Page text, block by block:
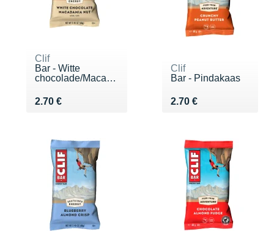
Clif
Bar - Witte
chocolade/Macadami...
2.70 €
Vendu 2.70 €
Clif
Bar - Pindakaas
2.70 €
Vendu 2.70 €